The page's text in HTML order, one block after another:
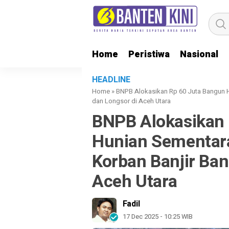
Home Peristiwa Nasional
HEADLINE
Home »BNPB Alokasikan Rp 60 Juta Bangun
dan Longsor di Aceh Utara
BNPB
Hunian
Korban Banjir
Aceh Utara
Fadil
17 Dec 2025 - 10:25 WIB